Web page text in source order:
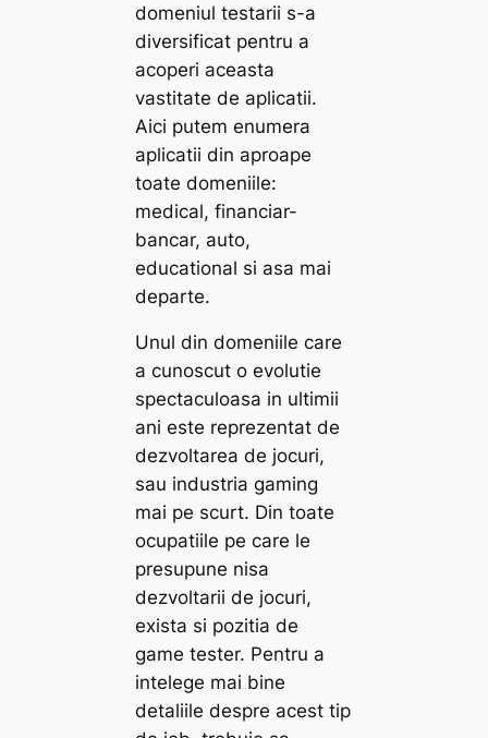
domeniul testarii s-a
diversificat pentru a
acoperi aceasta
vastitate de aplicatii.
Aici putem enumera
aplicatii din aproape
toate domeniile:
medical, financiar-
bancar, auto,
educational si asa mai
departe.
Unul din domeniile care
a cunoscut o evolutie
spectaculoasa in ultimii
ani este reprezentat de
dezvoltarea de jocuri,
sau industria gaming
mai pe scurt. Din toate
ocupatiile pe care le
presupune nisa
dezvoltarii de jocuri,
exista si pozitia de
game tester. Pentru a
intelege mai bine
detaliile despre acest tip